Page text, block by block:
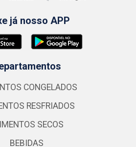
já nosso APP
CONGELADOS
RESFRIADOS
SECOS
BEBIDAS